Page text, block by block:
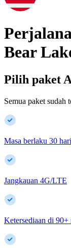
Bear
Pilih paket
Semua paket sudah
Masa berlaku 30 hari
Jangkauan 4G/LTE
Ketersediaan di 90+